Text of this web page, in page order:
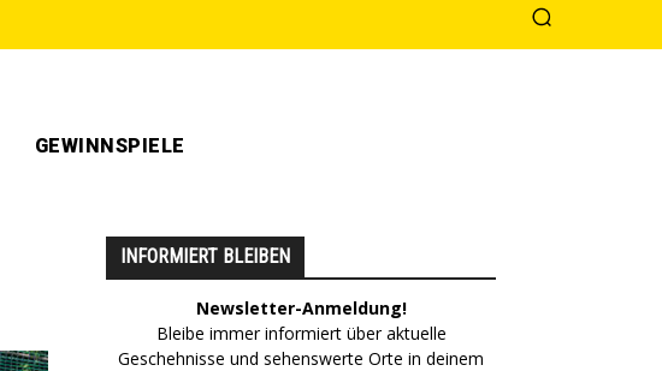
GEWINNSPIELE
INFORMIERT BLEIBEN
Newsletter-Anmeldung!
Bleibe immer informiert über aktuelle
Geschehnisse und sehenswerte Orte in deinem